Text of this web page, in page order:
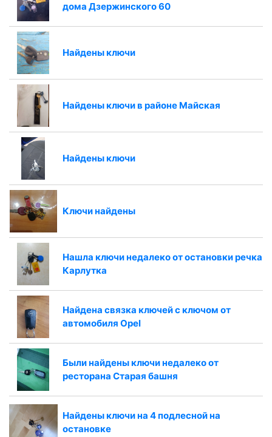
дома Дзержинского 60
Найдены ключи
Найдены ключи в районе Майская
Найдены ключи
Ключи найдены
Нашла ключи недалеко от остановки речка
Карлутка
Найдена связка ключей с ключом от
автомобиля Opel
Были найдены ключи недалеко от
ресторана Старая башня
Найдены ключи на 4 подлесной на
остановке